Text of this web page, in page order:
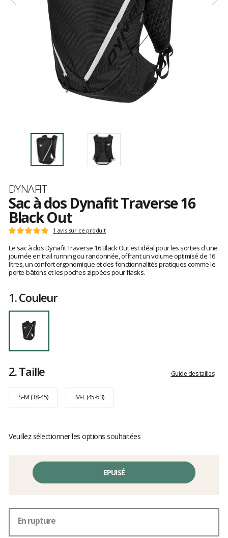
Marque
DYNAFIT
Sac à dos Dynafit Traverse 16
Black Out
Les
clients
Note
:
5
sur
5
1 avis sur ce produit
Le sac à dos Dynafit Traverse 16 Black Out est idéal pour les sorties d'une
journée en trail running ou randonnée, offrant un volume optimisé de 16
litres, un confort ergonomique et des fonctionnalités pratiques comme le
porte-bâtons et les poches zippées pour flasks.
1.Couleur
2.Taille Guide des tailles
S-M (38-45) M-L (45-53)
Veuillez sélectionner les options souhaitées
EPUISÉ
En rupture